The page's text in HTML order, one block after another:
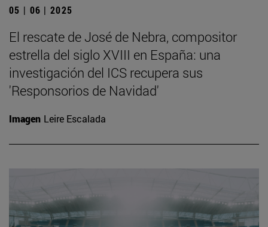
05 | 06 | 2025
El rescate de José de Nebra, compositor
estrella del siglo XVIII en España: una
investigación del ICS recupera sus
'Responsorios de Navidad'
Imagen Leire Escalada